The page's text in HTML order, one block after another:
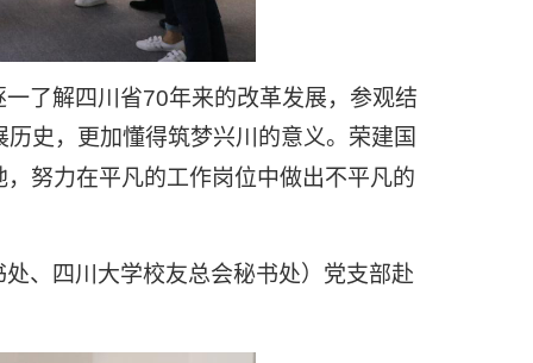
了解四川省70年来的改革发展，参观结
史，更加懂得筑梦兴川的意义。荣建国
努力在平凡的工作岗位中做出不平凡的
、四川大学校友总会秘书处）党支部赴